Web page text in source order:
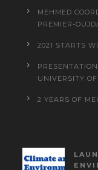
MEHMED
PREMIER-
2021 STARTS
UNIVERSITY
2 YEARS OF